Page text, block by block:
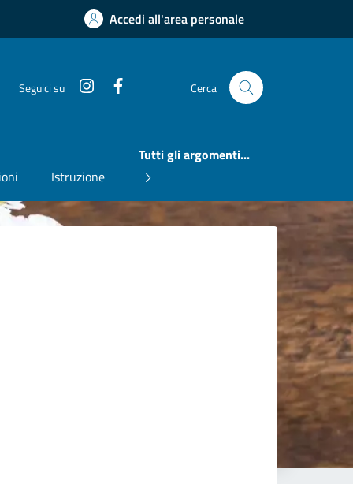
Accedi all'area personale
Seguici su Instagram Cerca
Istruzione
Tutti gli argomenti...